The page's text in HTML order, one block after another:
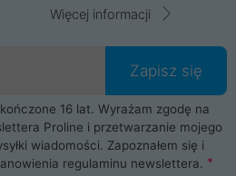
Więcej informacji
Zapisz się
16 lat. Wyrażam zgodę na
Proline i przetwarzanie mojego
wiadomości. Zapoznałem się i
regulaminu newslettera.